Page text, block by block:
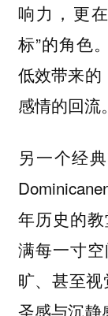
响力，更
标”的角色
低效带来的
感情的回流。
另一个经
年历史的
满每一寸
旷、甚至视
圣感与沉静